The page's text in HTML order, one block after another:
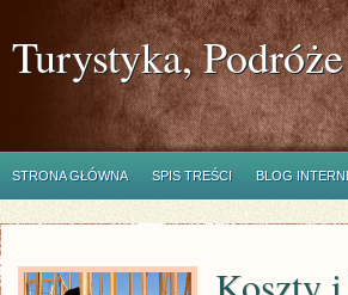
Turystyka, Podróże
STRONA GŁÓWNA SPIS TREŚCI BLOG